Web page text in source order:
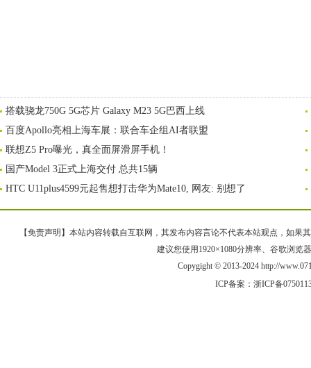
搭载骁龙750G 5G芯片 Galaxy M23 5G巴西上线
百度Apollo亮相上海车展：联合车企组AI者联盟
联想Z5 Pro曝光，真全面屏滑屏手机！
国产Model 3正式上海交付 总共15辆
HTC U11plus4599元起售想打击华为Mate10, 网友: 别想了
【免责声明】本站内容转载自互联网，其发布内容言论不代表本站观点，如果
建议您使用1920×1080分辨率、谷歌浏览
Copygight © 2013-2024 http://
ICP备案： 浙ICP备